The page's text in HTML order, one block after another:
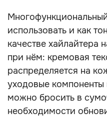
использовать и как
качестве хайлайтера
при нём: кремовая
распределяется на
уходовые компоненты
можно бросить в
необходимости